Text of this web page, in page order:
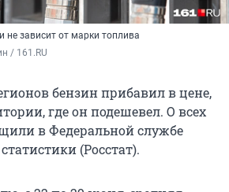
не зависит от марки топлива
/ 161.RU
бензин прибавил в цене,
где он подешевел. О всех
в Федеральной службе
(Росстат).